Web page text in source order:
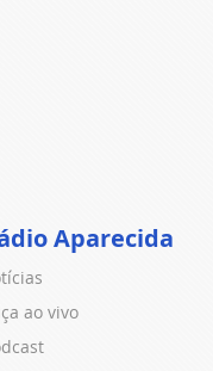
Aparecida
ao vivo